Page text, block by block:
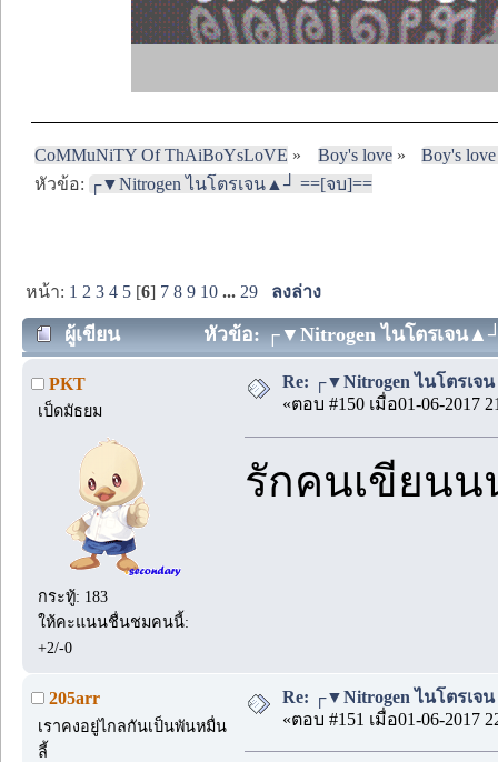
CoMMuNiTY Of ThAiBoYsLoVE » Boy's love»
Boy's
หัวข้อ: ┌▼Nitrogen ไนโตรเจน▲┘ ==[จบ]==
หน้า: 1 2 3 4 5 [6] 7 8 9 10 ... 29 ลงล่าง
ผู้เขียน หัวข้อ: ┌▼Nitrogen ไนโตรเจน▲┘
PKT
เป็ดมัธยม
กระทู้: 183
ให้คะแนนชื่นชมคนนี้:
+2/-0
Re: ┌▼Nitrogen ไนโตรเจน
«ตอบ #150 เมื่อ01-06-2017
รักคนเขียน
205arr
เราคงอยู่ไกลกันเป็นพันหมื่น
ลี้
Re: ┌▼Nitrogen ไนโตรเจน
«ตอบ #151 เมื่อ01-06-2017